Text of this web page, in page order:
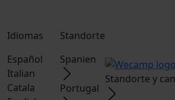
Idiomas
Español
Italian
Catala
Standorte
Spanien
Portugal
Standorte y